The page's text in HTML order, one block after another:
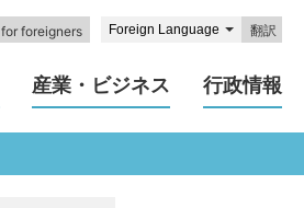
for foreigners 翻訳
産業・ビジネス 行政情報